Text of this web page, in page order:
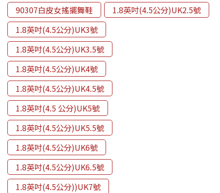
90307白皮女搖擺舞鞋
1.8英吋(4.5公分)UK2.5號
1.8英吋(4.5公分)UK3號
1.8英吋(4.5公分)UK3.5號
1.8英吋(4.5公分)UK4號
1.8英吋(4.5公分)UK4.5號
1.8英吋(4.5 公分)UK5號
1.8英吋(4.5公分)UK5.5號
1.8英吋(4.5公分)UK6號
1.8英吋(4.5公分)UK6.5號
1.8英吋(4.5公分))UK7號